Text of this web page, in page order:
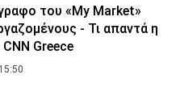
του «My Market»
- Τι απαντά η
Greece